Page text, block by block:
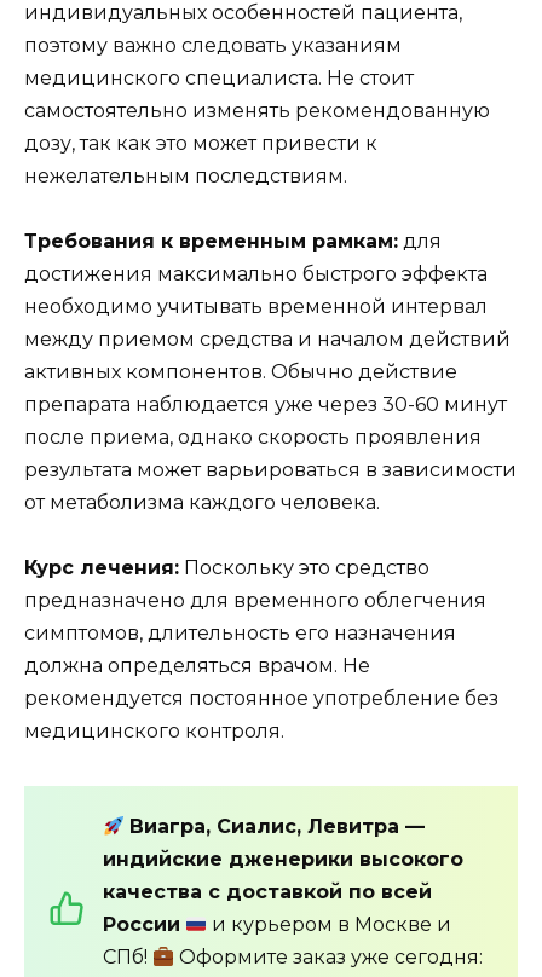
индивидуальных особенностей пациента,
поэтому важно следовать указаниям
медицинского специалиста. Не стоит
самостоятельно изменять рекомендованную
дозу, так как это может привести к
нежелательным последствиям.
Требования к временным рамкам: для
достижения максимально быстрого эффекта
необходимо учитывать временной интервал
между приемом средства и началом действий
активных компонентов. Обычно действие
препарата наблюдается уже через 30-60 минут
после приема, однако скорость проявления
результата может варьироваться в зависимости
от метаболизма каждого человека.
Курс лечения: Поскольку это средство
предназначено для временного облегчения
симптомов, длительность его назначения
должна определяться врачом. Не
рекомендуется постоянное употребление без
медицинского контроля.
Виагра, Сиалис, Левитра —
индийские дженерики высокого
качества с доставкой по всей
России
и курьером в Москве и
СПб!
Оформите заказ уже сегодня: